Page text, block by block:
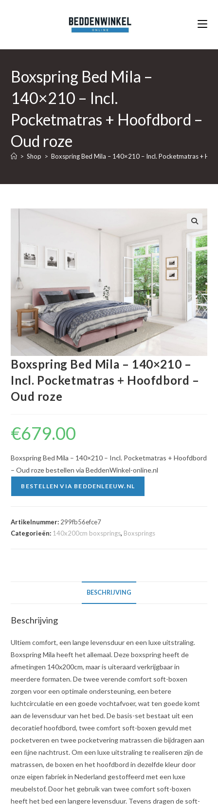
Boxspring Bed Mila –
140×210 – Incl.
Pocketmatras + Hoofdbord –
Oud roze
> Shop > Boxspring Bed Mila – 140×210 – Incl. Pocketmatras +
🔍
Boxspring Bed Mila – 140×210 –
Incl. Pocketmatras + Hoofdbord –
Oud roze
€679.00
Boxspring Bed Mila – 140×210 – Incl. Pocketmatras + Hoofdbord
– Oud roze bestellen via BeddenWinkel-online.nl
BESTELLEN VIA BEDDENLEEUW.NL
Artikelnummer: 299fb56efce7
Categorieën: 140x200cm boxsprings, Boxsprings
BESCHRIJVING
Beschrijving
Ultiem comfort, een lange levensduur en een luxe uitstraling.
Boxspring Mila heeft het allemaal. Deze boxspring heeft de
afmetingen 140x200cm, maar is uiteraard verkrijgbaar in
meerdere formaten. De twee verende comfort soft-boxen
zorgen voor een optimale ondersteuning, een betere
luchtcirculatie en een goede vochtafvoer, wat ten goede komt
aan de levensduur van het bed. De basis-set bestaat uit een
decoratief hoofdbord, twee comfort soft-boxen gevuld met
pocketveren en twee pocketvering matrassen die bijdragen aan
een ﬁjne nachtrust. Om een luxe uitstraling te realiseren zijn de
matrassen, de boxen en het hoofdbord in dezelfde kleur door
onze eigen fabriek in Nederland gestoffeerd met een luxe
meubelstof. Door het gebruik van twee comfort soft-boxen
heeft het bed een langere levensduur. Tevens dragen de soft-